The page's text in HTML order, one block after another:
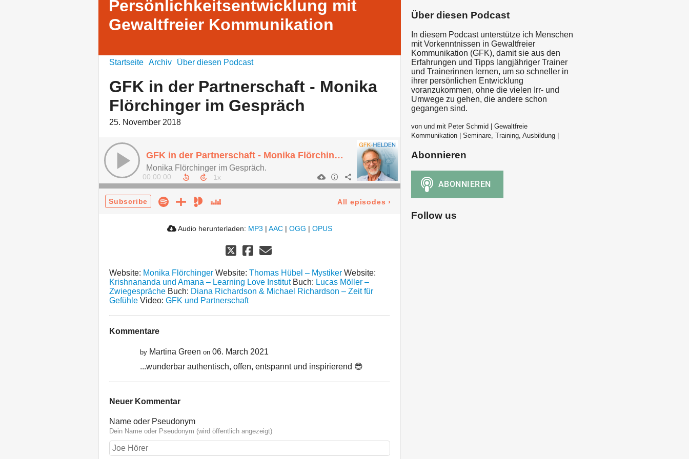
Persönlichkeitsentwicklung mit
Gewaltfreier Kommunikation
Startseite Archiv Über diesen Podcast
GFK in der Partnerschaft - Monika
Flörchinger im Gespräch
25. November 2018
GFK in der Partnerschaft - Monika Flörchinger im Gespräch
Monika Flörchinger im Gespräch.
00:00:00
Subscribe All episodes ›
Audio herunterladen: MP3 | AAC | OGG | OPUS
Website: Monika Flörchinger Website: Thomas Hübel – Mystiker Website:
Krishnananda und Amana – Learning Love InstitutBuch: Lucas Möller –
Zwiegespräche Buch: Diana Richardson & Michael Richardson – Zeit für
Gefühle Video: GFK und Partnerschaft
Kommentare
by Martina Green on 06. March 2021
...wunderbar authentisch, offen, entspannt und inspirierend 😎
Neuer Kommentar
Name oder Pseudonym
Dein Name oder Pseudonym (wird öffentlich angezeigt)
Über diesen Podcast
In diesem Podcast unterstütze ich Menschen
mit Vorkenntnissen in Gewaltfreier
Kommunikation (GFK), damit sie aus den
Erfahrungen und Tipps langjähriger Trainer
und Trainerinnen lernen, um so schneller in
ihrer persönlichen Entwicklung
voranzukommen, ohne die vielen Irr- und
Umwege zu gehen, die andere schon
gegangen sind.
von und mit Peter Schmid | Gewaltfreie
Kommunikation | Seminare, Training, Ausbildung |
Abonnieren
Follow us